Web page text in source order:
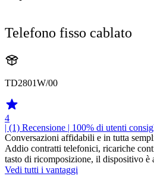
Telefono fisso cablato
TD2801W/00
4
| (1) Recensione | 100% di utenti
Conversazioni affidabili e in tutta
Addio contratti telefonici, ricariche
tasto di ricomposizione, il dispositivo
Vedi tutti i vantaggi